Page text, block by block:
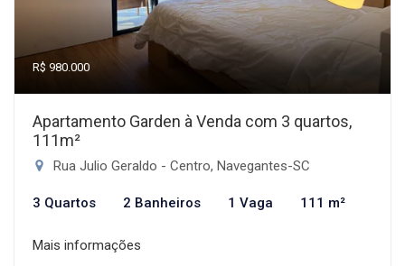
R$ 980.000
Apartamento Garden à Venda com 3 quartos,
111m²
Rua Julio Geraldo - Centro, Navegantes-SC
3 Quartos 2 Banheiros 1 Vaga 111 m²
Mais informações